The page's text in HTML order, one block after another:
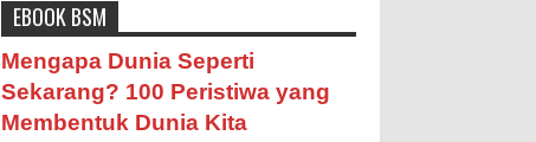
Astronomi Biologi Budaya Buku
Bumi
Entertainment
Fakta & Statistik
Filsafat
Flora Geografi
Hoeda's Note
Mengapa Negara Miskin Tidak
Mencetak Uang yang Banyak saja
biar Kaya?
Ilustrasi/istimewa Jawaban untuk
EBOOK BSM
Mengapa Dunia Seperti
Sekarang? 100 Peristiwa yang
Membentuk Dunia Kita